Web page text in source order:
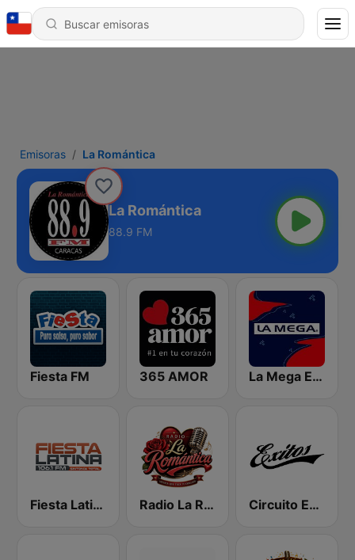
Emisoras La Romántica
La Romántica
88.9 FM
Fiesta FM 365 AMOR La Mega Estación
Fiesta Latina 106.1 FM Radio La Romantica Circuito Exitos 99.9 FM